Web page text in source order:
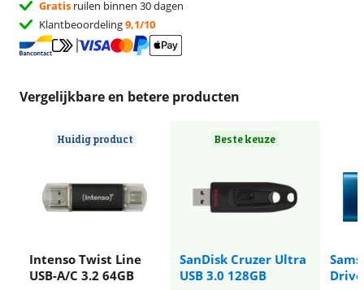
Gratis ruilen binnen 30 dagen
Klantbeoordeling9,1/10
Vergelijkbare en betere producten
Huidig product
Intenso Twist Line
USB-A/C 3.2 64GB
Beste keuze
SanDisk Cruzer Ultra
USB 3.0 128GB